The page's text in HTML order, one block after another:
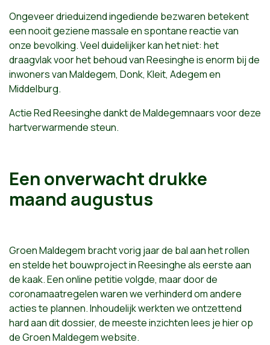
Ongeveer drieduizend ingediende bezwaren betekent
een nooit geziene massale en spontane reactie van
onze bevolking. Veel duidelijker kan het niet: het
draagvlak voor het behoud van Reesinghe is enorm bij de
inwoners van Maldegem, Donk, Kleit, Adegem en
Middelburg.
Actie Red Reesinghe dankt de Maldegemnaars voor deze
hartverwarmende steun.
Een onverwacht drukke
maand augustus
Groen Maldegem bracht vorig jaar de bal aan het rollen
en stelde het bouwproject in Reesinghe als eerste aan
de kaak. Een online petitie volgde, maar door de
coronamaatregelen waren we verhinderd om andere
acties te plannen. Inhoudelijk werkten we ontzettend
hard aan dit dossier, de meeste inzichten lees je hier op
de Groen Maldegem website.